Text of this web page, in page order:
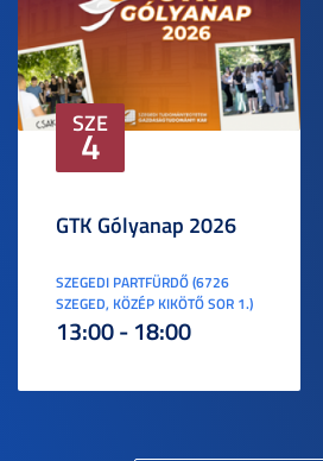
SZE
4
GTK Gólyanap 2026
SZEGEDI PARTFÜRDŐ (6726
SZEGED, KÖZÉP KIKÖTŐ SOR 1.)
13:00 - 18:00